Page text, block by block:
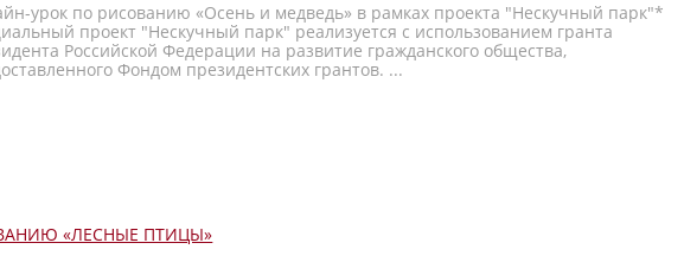
урок по рисованию «Осень и медведь» в рамках проекта "Нескучный парк"*
проект "Нескучный парк" реализуется с использованием гранта
Российской Федерации на развитие гражданского общества,
Фондом президентских грантов. ...
«ЛЕСНЫЕ ПТИЦЫ»